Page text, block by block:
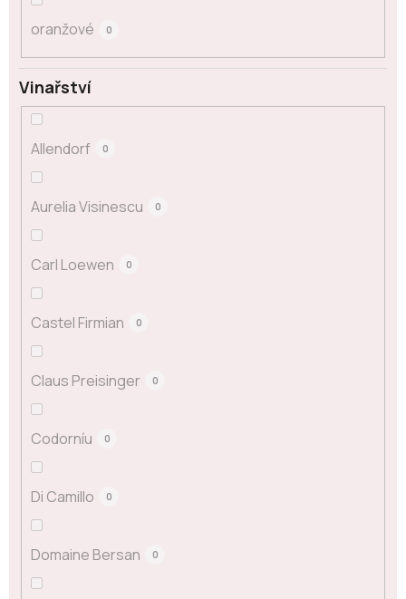
oranžové 0
Vinařství
Allendorf 0
Aurelia Visinescu 0
Carl Loewen 0
Castel Firmian 0
Claus Preisinger 0
Codorníu 0
Di Camillo 0
Domaine Bersan 0